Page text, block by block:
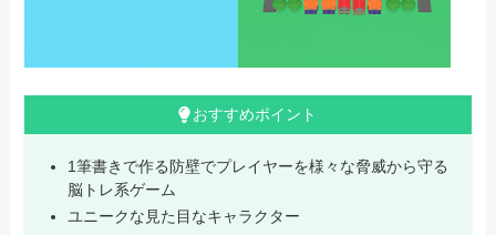
おすすめポイント
1筆書きで作る防壁でプレイヤーを様々な脅威から守る
脳トレ系ゲーム
ユニークな見た目なキャラクター